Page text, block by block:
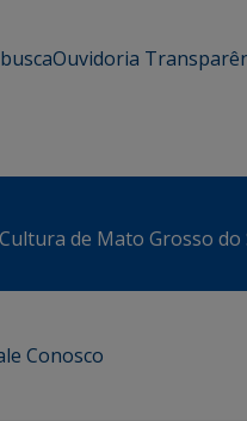
Ouvidoria
de Mato Grosso do
Conosco